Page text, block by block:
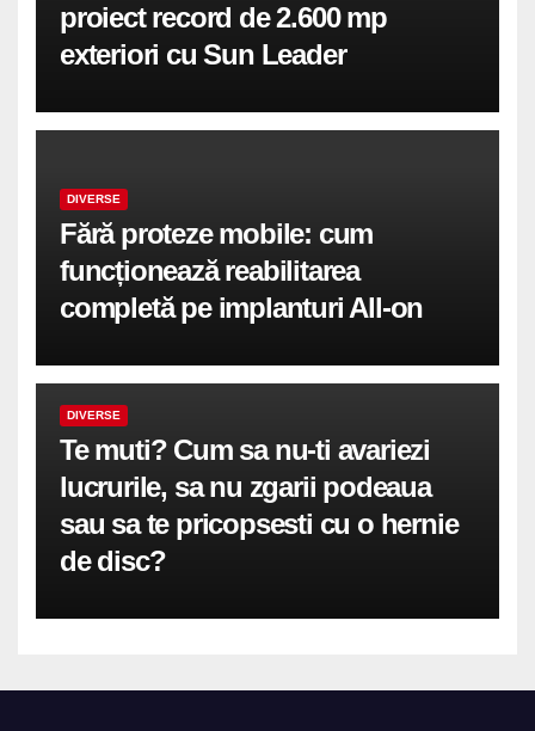
proiect record de 2.600 mp
exteriori cu Sun Leader
DIVERSE
Fără proteze mobile: cum
funcționează reabilitarea
completă pe implanturi All-on
DIVERSE
Te muti? Cum sa nu-ti avariezi
lucrurile, sa nu zgarii podeaua
sau sa te pricopsesti cu o hernie
de disc?